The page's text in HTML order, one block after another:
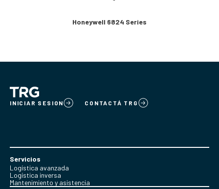
Honeywell 6824 Series
INICIAR SESION CONTACTÁ TRG
Servicios
Logística avanzada
Logística inversa
Mantenimiento y asistencia